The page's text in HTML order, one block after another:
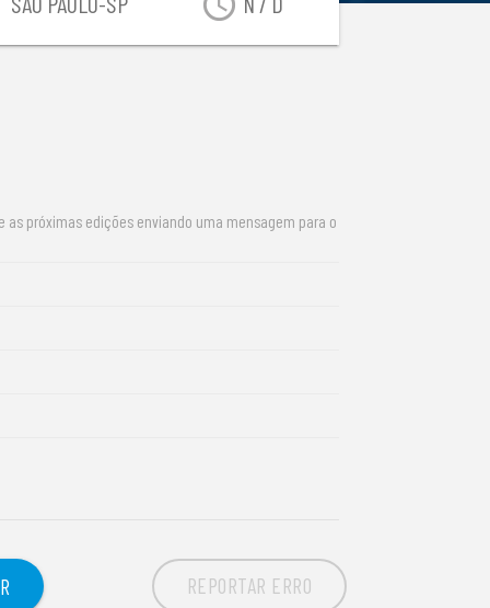
próximas edições enviando uma mensagem para o
REPORTAR ERRO